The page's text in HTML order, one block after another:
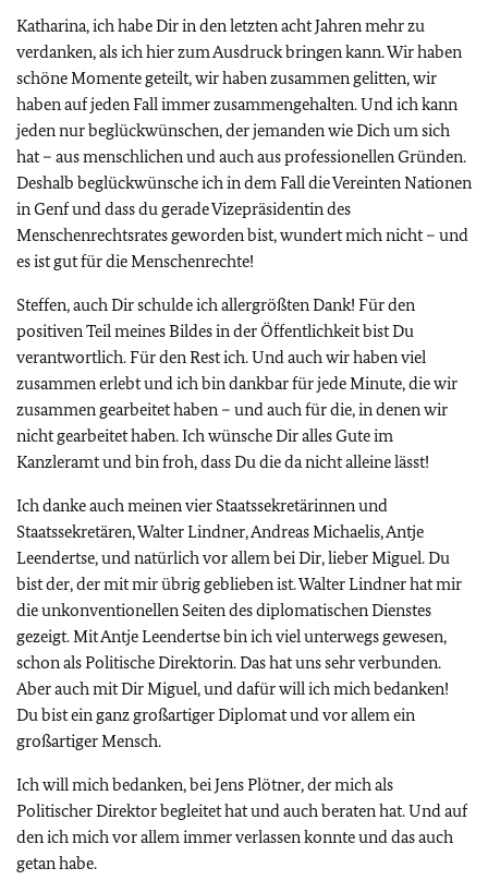
Katharina, ich habe Dir in den letzten acht Jahren mehr zu
verdanken, als ich hier zum Ausdruck bringen kann. Wir haben
schöne Momente geteilt, wir haben zusammen gelitten, wir
haben auf jeden Fall immer zusammengehalten. Und ich kann
jeden nur beglückwünschen, der jemanden wie Dich um sich
hat – aus menschlichen und auch aus professionellen Gründen.
Deshalb beglückwünsche ich in dem Fall die Vereinten Nationen
in Genf und dass du gerade Vizepräsidentin des
Menschenrechtsrates geworden bist, wundert mich nicht – und
es ist gut für die Menschenrechte!
Steffen, auch Dir schulde ich allergrößten Dank! Für den
positiven Teil meines Bildes in der Öffentlichkeit bist Du
verantwortlich. Für den Rest ich. Und auch wir haben viel
zusammen erlebt und ich bin dankbar für jede Minute, die wir
zusammen gearbeitet haben – und auch für die, in denen wir
nicht gearbeitet haben. Ich wünsche Dir alles Gute im
Kanzleramt und bin froh, dass Du die da nicht alleine lässt!
Ich danke auch meinen vier Staatssekretärinnen und
Staatssekretären, Walter Lindner, Andreas Michaelis, Antje
Leendertse, und natürlich vor allem bei Dir, lieber Miguel. Du
bist der, der mit mir übrig geblieben ist. Walter Lindner hat mir
die unkonventionellen Seiten des diplomatischen Dienstes
gezeigt. Mit Antje Leendertse bin ich viel unterwegs gewesen,
schon als Politische Direktorin. Das hat uns sehr verbunden.
Aber auch mit Dir Miguel, und dafür will ich mich bedanken!
Du bist ein ganz großartiger Diplomat und vor allem ein
großartiger Mensch.
Ich will mich bedanken, bei Jens Plötner, der mich als
Politischer Direktor begleitet hat und auch beraten hat. Und auf
den ich mich vor allem immer verlassen konnte und das auch
getan habe.